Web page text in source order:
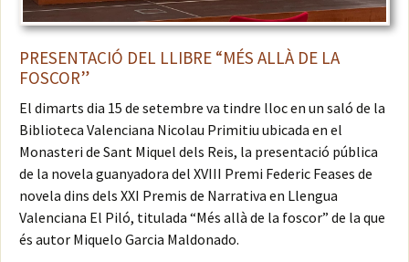
PRESENTACIÓ DEL LLIBRE “MÉS ALLÀ DE LA
FOSCOR”
El dimarts dia 15 de setembre va tindre lloc en un saló de la
Biblioteca Valenciana Nicolau Primitiu ubicada en el
Monasteri de Sant Miquel dels Reis, la presentació pública
de la novela guanyadora del XVIII Premi Federic Feases de
novela dins dels XXI Premis de Narrativa en Llengua
Valenciana El Piló, titulada “Més allà de la foscor” de la que
és autor Miquelo Garcia Maldonado.